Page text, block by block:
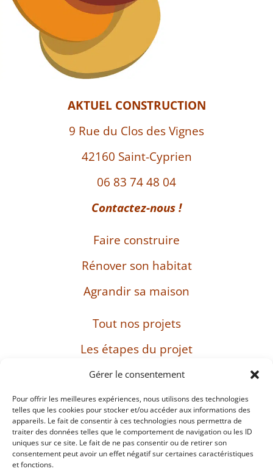
Gérer le consentement
Pour offrir les meilleures expériences, nous utilisons des technologies
telles que les cookies pour stocker et/ou accéder aux informations des
appareils. Le fait de consentir à ces technologies nous permettra de
traiter des données telles que le comportement de navigation ou les ID
uniques sur ce site. Le fait de ne pas consentir ou de retirer son
consentement peut avoir un effet négatif sur certaines caractéristiques
et fonctions.
AKTUEL CONSTRUCTION
9 Rue du Clos des Vignes
42160 Saint-Cyprien
06 83 74 48 04
Contactez-nous !
Faire construire
Rénover son habitat
Agrandir sa maison
Tout nos projets
Les étapes du projet
L’entreprise
SIRET : 482 897 469 00037 – Capital : 8 000 euros
– TVA intracommunautaire : FR38482897469